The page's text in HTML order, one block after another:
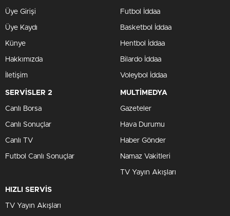
Üye Girişi
Üye Kaydı
Künye
Hakkımızda
İletişim
Futbol İddaa
Basketbol İddaa
Hentbol İddaa
Bilardo İddaa
Voleybol İddaa
SERVİSLER 2
Canlı Borsa
Canlı Sonuçlar
Canlı TV
Futbol Canlı Sonuçlar
MULTİMEDYA
Gazeteler
Hava Durumu
Haber Gönder
Namaz Vakitleri
TV Yayın Akışları
HIZLI SERVİS
TV Yayın Akışları